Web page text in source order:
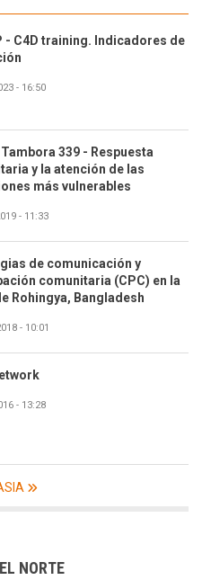
- C4D training. Indicadores de
- 16:50
339 - Respuesta
y la atención de las
más vulnerables
- 11:33
de comunicación y
comunitaria (CPC) en la
Rohingya, Bangladesh
- 10:01
- 13:28
NORTE